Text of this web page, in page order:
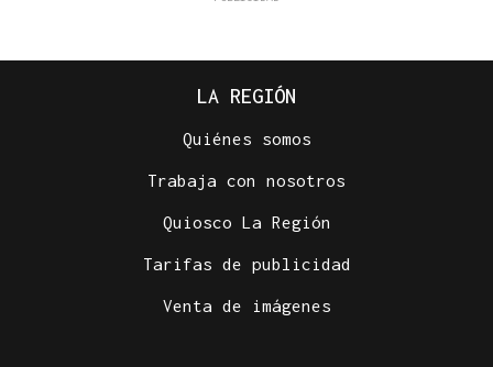
LA REGIÓN
Quiénes somos
Trabaja con nosotros
Quiosco La Región
Tarifas de publicidad
Venta de imágenes